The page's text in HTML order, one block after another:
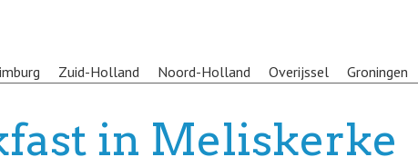
Zuid-Holland Noord-Holland Overijssel Groningen
in Meliskerke